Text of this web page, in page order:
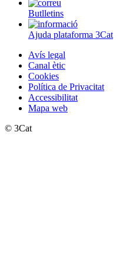
Butlletins
Ajuda plataforma 3Cat
Avís legal
Canal ètic
Cookies
Política de Privacitat
Accessibilitat
Mapa web
© 3Cat